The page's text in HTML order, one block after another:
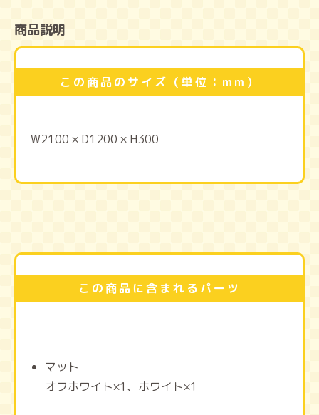
商品説明
この商品のサイズ（単位：mm）
W2100 × D1200 × H300
この商品に含まれるパーツ
マット
オフホワイト×1、ホワイト×1